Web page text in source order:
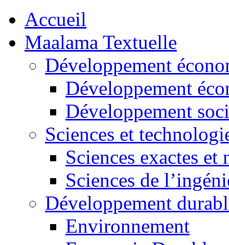
Accueil
Maalama Textuelle
Développement
Développement
Développement
Sciences et
Sciences exactes et
Sciences de
Développement
Environnement